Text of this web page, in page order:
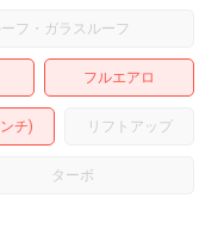
フ・ガラスルーフ
フルエアロ
チ) リフトアップ
ターボ